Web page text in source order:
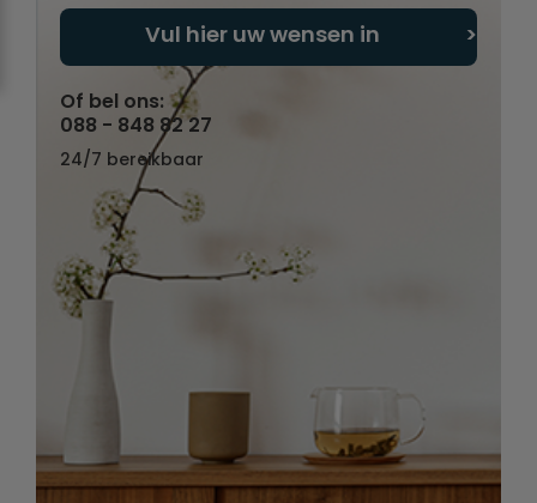
Vul hier uw wensen in
Of bel ons:
088 - 848 82 27
24/7 bereikbaar